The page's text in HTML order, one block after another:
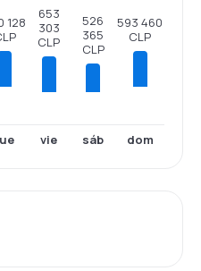
128
653
303
CLP
vie
526
365
CLP
sáb
593 460
CLP
dom